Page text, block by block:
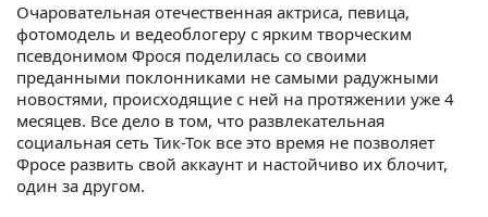
Очаровательная отечественная актриса, певица,
фотомодель и ведеоблогеру с ярким творческим
псевдонимом Фрося поделилась со своими
преданными поклонниками не самыми радужными
новостями, происходящие с ней на протяжении уже 4
месяцев. Все дело в том, что развлекательная
социальная сеть Тик-Ток все это время не позволяет
Фросе развить свой аккаунт и настойчиво их блочит,
один за другом.